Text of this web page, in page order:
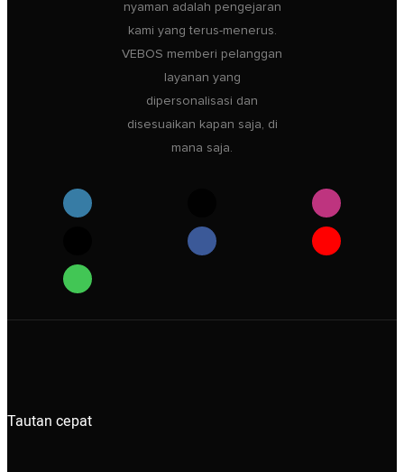
nyaman adalah pengejaran
kami yang terus-menerus.
VEBOS memberi pelanggan
layanan yang
dipersonalisasi dan
disesuaikan kapan saja, di
mana saja.
Tautan cepat